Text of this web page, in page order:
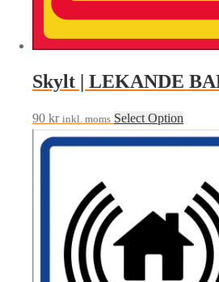
Skylt | LEKANDE
90 kr inkl. moms Select Option